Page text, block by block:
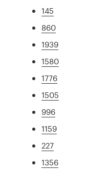
145
860
1939
1580
1776
1505
996
1159
227
1356